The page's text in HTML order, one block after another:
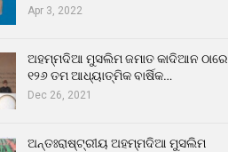
Apr 3, 2022
ଅହମ୍ମଦିଆ ମୁସଲିମ ଜମାତ କାଦିଆନ ଠାରେ
୧୨୬ ତମ ଆଧ୍ୟାତ୍ମିକ ବାର୍ଷିକ…
Dec 26, 2021
ଅନ୍ତଃରାଷ୍ଟ୍ରୀୟ ଅହମ୍ମଦିଆ ମୁସଲିମ